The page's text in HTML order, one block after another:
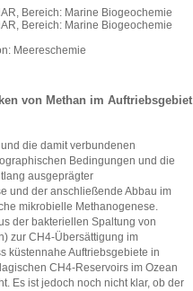
Bereich: Marine Biogeochemie
Bereich: Marine Biogeochemie
Meereschemie
von Methan im Auftriebsgebiet
die damit verbundenen
Bedingungen und die
ausgeprägter
und der anschließende Abbau im
mikrobielle Methanogenese.
der bakteriellen Spaltung von
zur CH4-Übersättigung im
küstennahe Auftriebsgebiete in
CH4-Reservoirs im Ozean
Es ist jedoch noch nicht klar, ob der